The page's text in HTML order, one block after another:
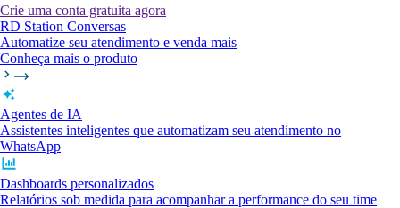
Crie uma conta gratuita agora
RD Station Conversas
Automatize seu atendimento e venda mais
Conheça mais o produto
Agentes de IA
Assistentes inteligentes que automatizam seu atendimento no
WhatsApp
Dashboards personalizados
Relatórios sob medida para acompanhar a performance do seu time